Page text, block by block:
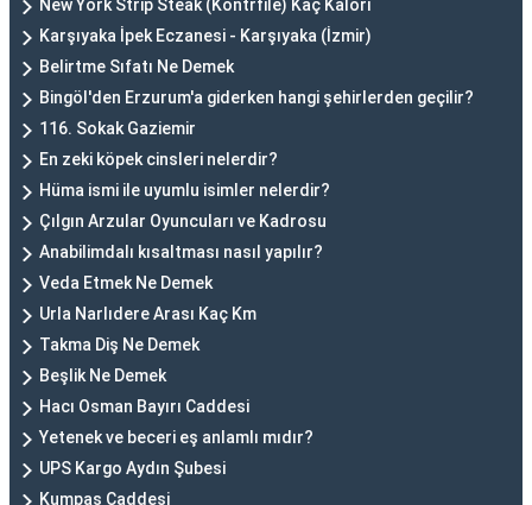
New York Strip Steak (Kontrfile) Kaç Kalori
Karşıyaka İpek Eczanesi - Karşıyaka (İzmir)
Belirtme Sıfatı Ne Demek
Bingöl'den Erzurum'a giderken hangi şehirlerden geçilir?
116. Sokak Gaziemir
En zeki köpek cinsleri nelerdir?
Hüma ismi ile uyumlu isimler nelerdir?
Çılgın Arzular Oyuncuları ve Kadrosu
Anabilimdalı kısaltması nasıl yapılır?
Veda Etmek Ne Demek
Urla Narlıdere Arası Kaç Km
Takma Diş Ne Demek
Beşlik Ne Demek
Hacı Osman Bayırı Caddesi
Yetenek ve beceri eş anlamlı mıdır?
UPS Kargo Aydın Şubesi
Kumpas Caddesi